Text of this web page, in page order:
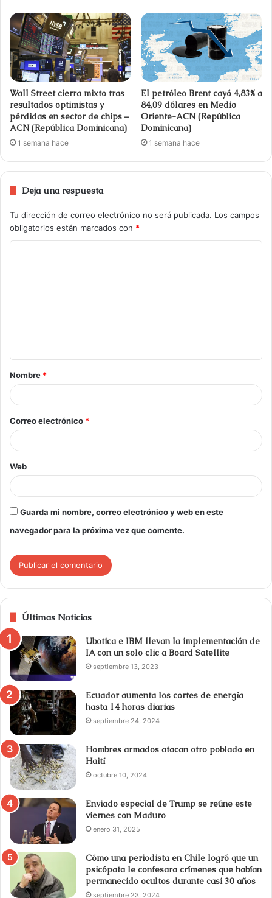
Wall Street cierra mixto tras
resultados optimistas y
pérdidas en sector de chips –
ACN (República Dominicana)
1 semana hace
El petróleo Brent cayó 4,83% a
84,09 dólares en Medio
Oriente-ACN (República
Dominicana)
1 semana hace
Deja una respuesta
Tu dirección de correo electrónico no será publicada. Los campos
obligatorios están marcados con *
Nombre *
Correo electrónico *
Web
Guarda mi nombre, correo electrónico y web en este
navegador para la próxima vez que comente.
Últimas Noticias
Ubotica e IBM llevan la implementación de
IA con un solo clic a Board Satellite
septiembre 13, 2023
Ecuador aumenta los cortes de energía
hasta 14 horas diarias
septiembre 24, 2024
Hombres armados atacan otro poblado en
Haití
octubre 10, 2024
Enviado especial de Trump se reúne este
viernes con Maduro
enero 31, 2025
Cómo una periodista en Chile logró que un
psicópata le confesara crímenes que habían
permanecido ocultos durante casi 30 años
septiembre 23, 2024